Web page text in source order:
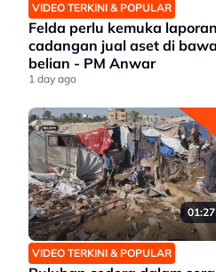
VIDEO TERKINI & POPULAR
Felda perlu kemuka laporan
cadangan jual aset di
belian - PM Anwar
1 day ago
01:27
VIDEO TERKINI & POPULAR